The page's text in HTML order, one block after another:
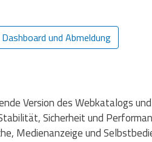
und Abmeldung
Version des Webkatalogs
Sicherheit und
Medienanzeige und